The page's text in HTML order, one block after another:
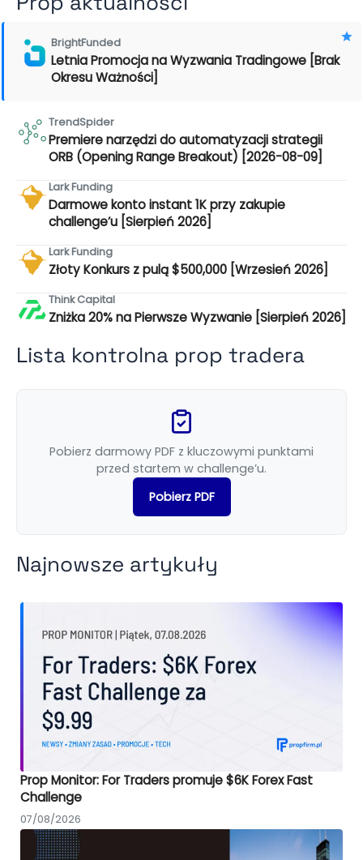
BrightFunded
Letnia Promocja na Wyzwania Tradingowe [Brak
Okresu Ważności]
TrendSpider
Premiere narzędzi do automatyzacji strategii
ORB (Opening Range Breakout) [2026-08-09]
Lark Funding
Darmowe konto instant 1K przy zakupie
challenge’u [Sierpień 2026]
Lark Funding
Złoty Konkurs z pulą $500,000 [Wrzesień 2026]
Think Capital
Zniżka 20% na Pierwsze Wyzwanie [Sierpień 2026]
Lista kontrolna prop tradera
Pobierz darmowy PDF z kluczowymi punktami
przed startem w challenge’u.
Pobierz PDF
Najnowsze artykuły
Prop Monitor: For Traders promuje $6K Forex Fast
Challenge
07/08/2026